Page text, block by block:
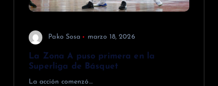
Pako Sosa marzo 18, 2026
La Zona A puso primera en la
Superliga de Básquet
La acción comenzó…